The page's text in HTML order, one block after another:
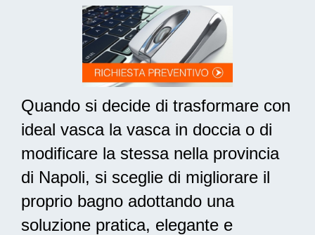
Quando si decide di trasformare con
ideal vasca la vasca in doccia o di
modificare la stessa nella provincia
di Napoli, si sceglie di migliorare il
proprio bagno adottando una
soluzione pratica, elegante e